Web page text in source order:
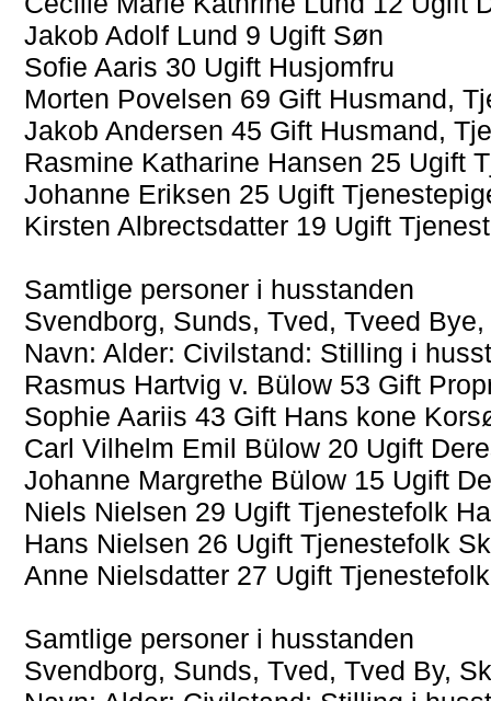
Jakob Adolf Lund 9 Ugift Søn
Sofie Aaris 30 Ugift Husjomfru
Morten Povelsen 69 Gift Husmand,
Jakob Andersen 45 Gift Husmand,
Rasmine Katharine Hansen 25 Ugift
Johanne Eriksen 25 Ugift
Kirsten Albrectsdatter 19 Ugift
Samtlige personer i husstanden
Svendborg, Sunds, Tved, Tveed
Navn: Alder: Civilstand: Stilling i
Rasmus Hartvig v. Bülow 53 Gift
Sophie Aariis 43 Gift Hans kone
Carl Vilhelm Emil Bülow 20 Ugift
Johanne Margrethe Bülow 15 Ugift
Niels Nielsen 29 Ugift Tjenestefolk
Hans Nielsen 26 Ugift Tjenestefolk
Anne Nielsdatter 27 Ugift
Samtlige personer i husstanden
Svendborg, Sunds, Tved, Tved By,